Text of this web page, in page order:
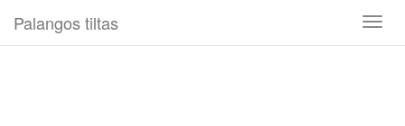
Toggle
Palangos tiltas